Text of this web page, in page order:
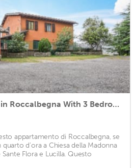
Stunning Apartment in Roccalbegna With 3 Bedrooms
appartamento di Roccalbegna, se
d'ora a Chiesa della Madonna
Flora e Lucilla. Questo